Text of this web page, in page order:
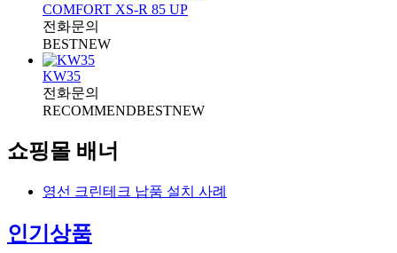
COMFORT XS-R 85 UP
전화문의
BESTNEW
KW35
전화문의
RECOMMENDBESTNEW
쇼핑몰 배너
영선 크린테크 납품 설치 사례
인기상품